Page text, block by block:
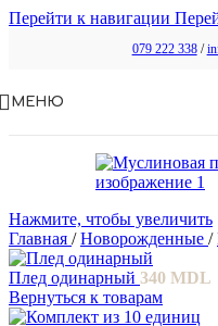
Перейти к навигации
079 222 338/
МЕНЮ
Нажмите, чтобы увеличить
Главная / Новорожденные /
Плед одинарный 340 MDL
Вернуться к товарам